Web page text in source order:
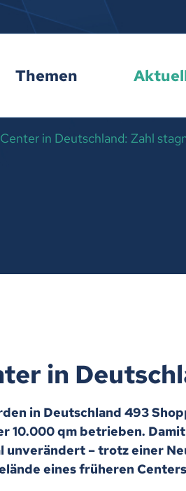
Themen
in Deutschland: Zahl
in
in Deutschland 493
10.000 qm betrieben.
unverändert – trotz einer
eines früheren